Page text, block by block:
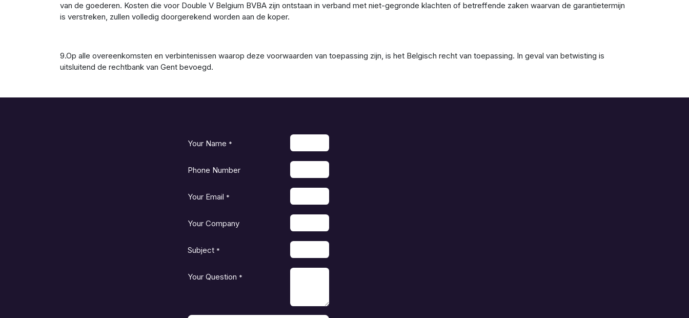
van de goederen. Kosten die voor Double V Belgium BVBA zijn ontstaan in verband met niet-gegronde klachten of betreffende zaken waarvan de garantietermijn
is verstreken, zullen volledig doorgerekend worden aan de koper.
9.Op alle overeenkomsten en verbintenissen waarop deze voorwaarden van toepassing zijn, is het Belgisch recht van toepassing. In geval van betwisting is
uitsluitend de rechtbank van Gent bevoegd.
Your Name *
Phone Number
Your Email *
Your Company
Subject *
Your Question *